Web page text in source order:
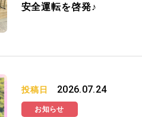
安全運転を啓発♪
投稿日 2026.07.24
お知らせ